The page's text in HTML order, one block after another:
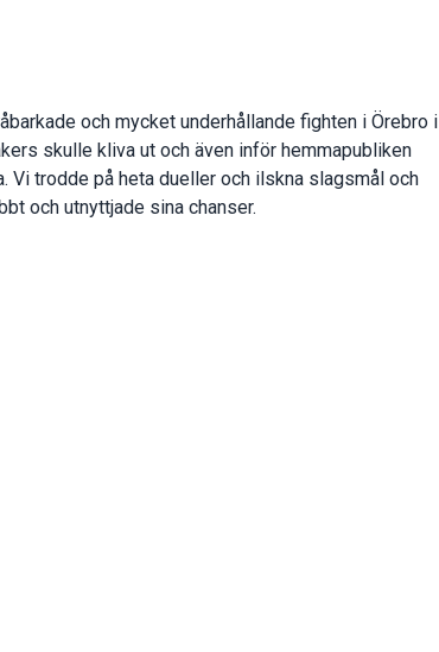
och mycket underhållande fighten i Örebro i
skulle kliva ut och även inför hemmapubliken
Vi trodde på heta dueller och ilskna slagsmål och
och utnyttjade sina chanser.